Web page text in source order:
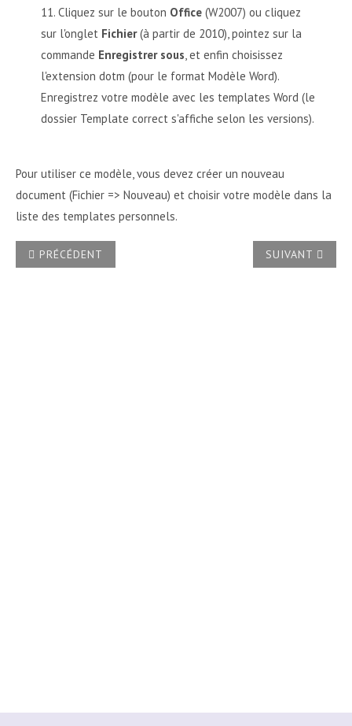
Cliquez sur le bouton Office (W2007) ou cliquez
sur l'onglet Fichier(à partir de 2010), pointez sur la
commande Enregistrer sous, et enfin choisissez
l'extension dotm (pour le format Modèle Word).
Enregistrez votre modèle avec les templates Word (le
dossier Template correct s'affiche selon les versions).
Pour utiliser ce modèle, vous devez créer un nouveau
document (Fichier => Nouveau) et choisir votre modèle dans la
liste des templates personnels.
ARTICLE PRÉCÉDENT : COMMENT CENTRER UNE IMAGE À
PRÉCÉDENT ARTICLE
SUIVANT